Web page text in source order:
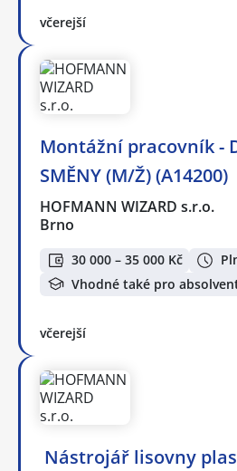
včerejší
Montážní pracovník -
SMĚNY (M/Ž) (A14200)
HOFMANN WIZARD s.r.o.
Brno
30 000 – 35 000 Kč
Vhodné také pro
včerejší
Nástrojář lisovny